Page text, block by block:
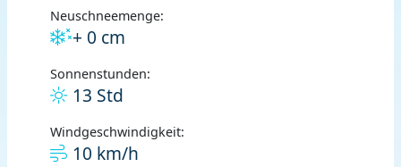
Neuschneemenge:
+ 0 cm
Sonnenstunden:
13 Std
Windgeschwindigkeit:
10 km/h